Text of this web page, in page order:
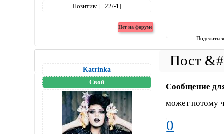
Позитив: [+22/-1]
Katrinka
Свой
Сообщение
может потому
0